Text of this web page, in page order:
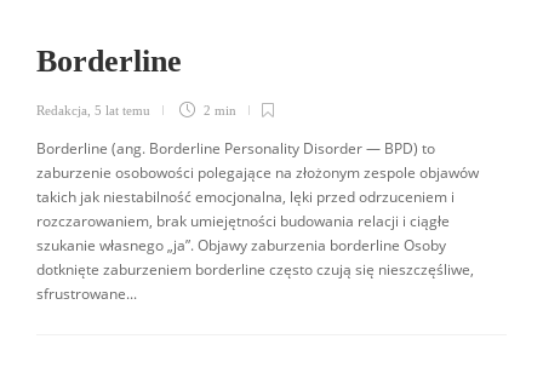
Borderline
Redakcja 5 lat temu 2 min
Borderline (ang. Borderline Personality Disorder — BPD) to
zaburzenie osobowości polegające na złożonym zespole objawów
takich jak niestabilność emocjonalna, lęki przed odrzuceniem i
rozczarowaniem, brak umiejętności budowania relacji i ciągłe
szukanie własnego „ja”. Objawy zaburzenia borderline Osoby
dotknięte zaburzeniem borderline często czują się nieszczęśliwe,
sfrustrowane...